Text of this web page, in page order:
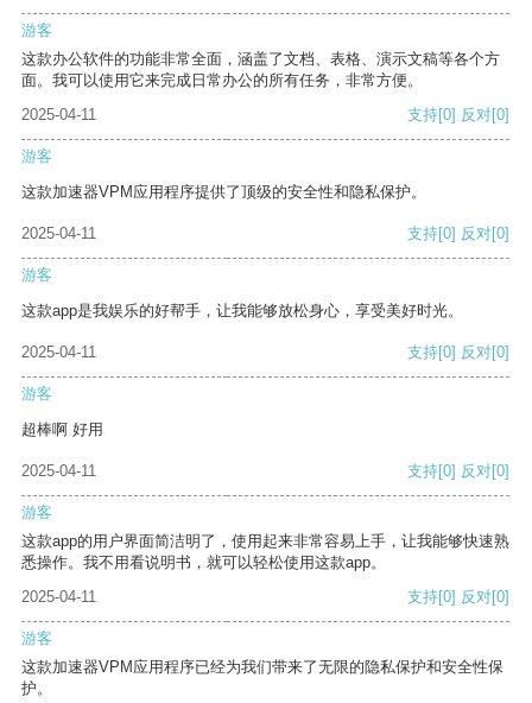
游客
这款办公软件的功能非常全面，涵盖了文档、表格、演示文稿等各个方
面。我可以使用它来完成日常办公的所有任务，非常方便。
2025-04-11
支持[0] 反对[0]
游客
这款加速器VPM应用程序提供了顶级的安全性和隐私保护。
2025-04-11 支持[0] 反对[0]
游客
这款app是我娱乐的好帮手，让我能够放松身心，享受美好时光。
2025-04-11 支持[0] 反对[0]
游客
超棒啊 好用
2025-04-11 支持[0] 反对[0]
游客
这款app的用户界面简洁明了，使用起来非常容易上手，让我能够快速熟
悉操作。我不用看说明书，就可以轻松使用这款app。
2025-04-11
支持[0] 反对[0]
游客
这款加速器VPM应用程序已经为我们带来了无限的隐私保护和安全性保
护。